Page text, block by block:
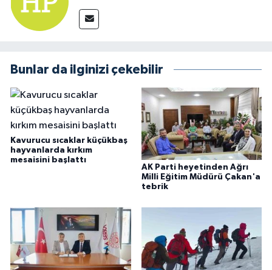
Bunlar da ilginizi çekebilir
Kavurucu sıcaklar küçükbaş
hayvanlarda kırkım
mesaisini başlattı
AK Parti heyetinden Ağrı
Milli Eğitim Müdürü Çakan'a
tebrik